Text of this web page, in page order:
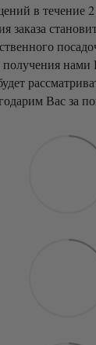
в течение
заказа
получения
Вас за